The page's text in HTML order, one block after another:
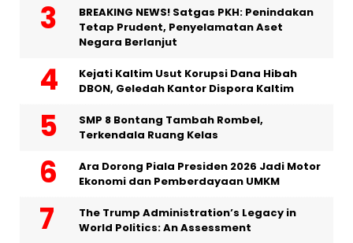
BREAKING NEWS! Satgas PKH: Penindakan
Tetap Prudent, Penyelamatan Aset
Negara Berlanjut
Kejati Kaltim Usut Korupsi Dana Hibah
DBON, Geledah Kantor Dispora Kaltim
SMP 8 Bontang Tambah Rombel,
Terkendala Ruang Kelas
Ara Dorong Piala Presiden 2026 Jadi Motor
Ekonomi dan Pemberdayaan UMKM
The Trump Administration’s Legacy in
World Politics: An Assessment